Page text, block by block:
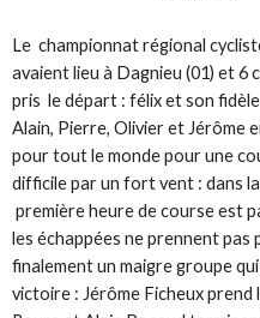
Le championnat régional
avaient lieu à Dagnieu (01) et
pris le départ : félix et son
Alain, Pierre, Olivier et Jérôme
pour tout le monde pour une
difficile par un fort vent : dans
première heure de course est
les échappées ne prennent pas
finalement un maigre groupe
victoire : Jérôme Ficheux prend